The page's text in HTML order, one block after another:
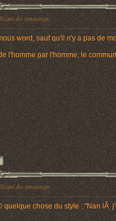
du message:
word, sauf qu'il n'y a pas de
l'homme par l'homme, le
du message:
chose du style : "Nan lÃ